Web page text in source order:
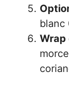
blanc
Wrap